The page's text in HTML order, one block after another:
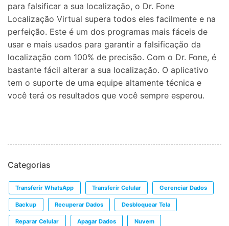
para falsificar a sua localização, o Dr. Fone
Localização Virtual supera todos eles facilmente e na
perfeição. Este é um dos programas mais fáceis de
usar e mais usados para garantir a falsificação da
localização com 100% de precisão. Com o Dr. Fone, é
bastante fácil alterar a sua localização. O aplicativo
tem o suporte de uma equipe altamente técnica e
você terá os resultados que você sempre esperou.
Categorias
Transferir WhatsApp Transferir Celular Gerenciar Dados
Backup Recuperar Dados Desbloquear Tela
Reparar Celular Apagar Dados Nuvem